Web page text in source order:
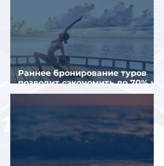
Раннее бронирование туров
позволит сэкономить до 70% на
летнем отдыхе — АТОР